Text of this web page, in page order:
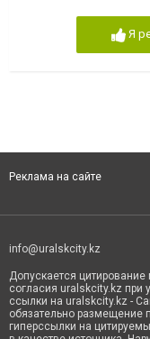
Я
Реклама на сайте
info@uralskcity.kz
Допускается
согласия uralskcity.kz при
ссылки на uralskcity.kz -
обязательно размещение
гиперссылки на